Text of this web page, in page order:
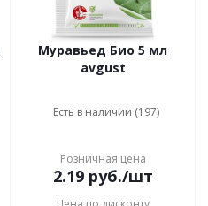
Муравьед Био 5 мл
avgust
Есть в наличии (197)
Розничная цена
2.19руб./шт